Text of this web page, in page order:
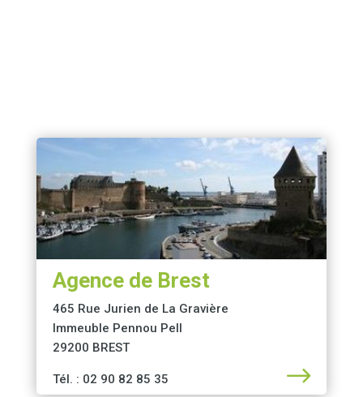
Agence de Brest
465 Rue Jurien de La Gravière
Immeuble Pennou Pell
29200 BREST
Tél. : 02 90 82 85 35 $